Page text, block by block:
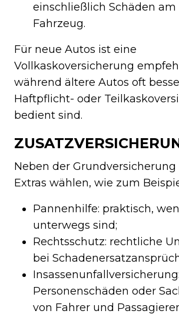
einschließlich Schäden am
Fahrzeug.
Für neue Autos ist eine
Vollkaskoversicherung
während ältere Autos oft
Haftpflicht- oder
bedient sind.
Neben der Grundversicherung
Extras wählen, wie zum
Pannenhilfe: praktisch,
unterwegs sind;
Rechtsschutz: rechtliche
bei
Personenschäden oder
von Fahrer und